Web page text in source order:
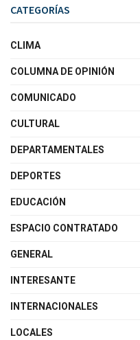
CATEGORÍAS
CLIMA
COLUMNA DE OPINIÓN
COMUNICADO
CULTURAL
DEPARTAMENTALES
DEPORTES
EDUCACIÓN
ESPACIO CONTRATADO
GENERAL
INTERESANTE
INTERNACIONALES
LOCALES